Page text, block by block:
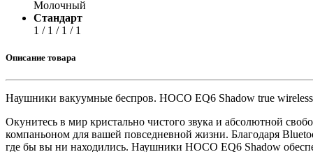
Молочный
Стандарт
1 / 1 / 1 / 1
Описание товара
Наушники вакуумные беспров. HOCO EQ6 Shadow true
Окунитесь в мир кристально чистого звука и абсолютной
компаньоном для вашей повседневной жизни. Благодаря
где бы вы ни находились. Наушники HOCO EQ6 Shadow